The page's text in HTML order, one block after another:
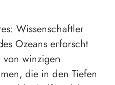
Wissenschaftler
Ozeans erforscht
winzigen
die in den Tiefen